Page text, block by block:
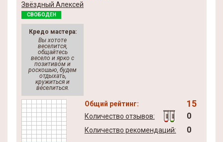
Звёздный Алексей
СВОБОДЕН
Кредо мастера:
Вы хототе
веселится,
общайтесь
весело и ярко с
позитивом и
роскошью, будем
отдыхать,
кружиться и
веселиться.
Общий рейтинг: 15
Количество отзывов: 0
Количество рекомендаций: 0